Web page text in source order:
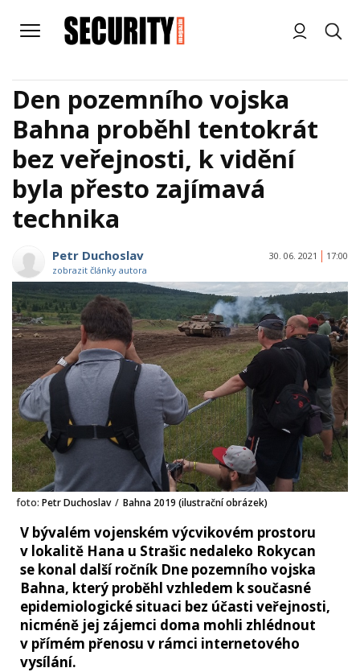
Den pozemního vojska
Bahna proběhl tentokrát
bez veřejnosti, k vidění
byla přesto zajímavá
technika
Petr Duchoslav
zobrazit články autora
30. 06. 2021 17:00
foto: Petr Duchoslav / Bahna 2019 (ilustrační obrázek)
V bývalém vojenském výcvikovém prostoru
v lokalitě Hana u Strašic nedaleko Rokycan
se konal další ročník Dne pozemního vojska
Bahna, který proběhl vzhledem k současné
epidemiologické situaci bez účasti veřejnosti,
nicméně jej zájemci doma mohli zhlédnout
v přímém přenosu v rámci internetového
vysílání.